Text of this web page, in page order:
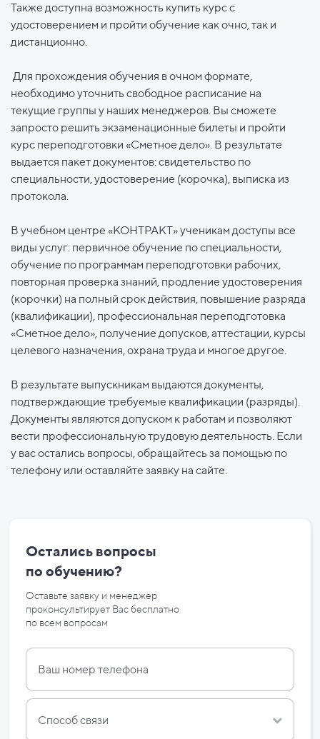
Также доступна возможность купить курс с
удостоверением и пройти обучение как очно, так и
дистанционно.
Для прохождения обучения в очном формате,
необходимо уточнить свободное расписание на
текущие группы у наших менеджеров. Вы сможете
запросто решить экзаменационные билеты и пройти
курс переподготовки «Сметное дело». В результате
выдается пакет документов: свидетельство по
специальности, удостоверение (корочка), выписка из
протокола.
В учебном центре «КОНТРАКТ» ученикам доступы все
виды услуг: первичное обучение по специальности,
обучение по программам переподготовки рабочих,
повторная проверка знаний, продление удостоверения
(корочки) на полный срок действия, повышение разряда
(квалификации), профессиональная переподготовка
«Сметное дело», получение допусков, аттестации, курсы
целевого назначения, охрана труда и многое другое.
В результате выпускникам выдаются документы,
подтверждающие требуемые квалификации (разряды).
Документы являются допуском к работам и позволяют
вести профессиональную трудовую деятельность. Если
у вас остались вопросы, обращайтесь за помощью по
телефону или оставляйте заявку на сайте.
Остались вопросы
по обучению?
Оставьте заявку и менеджер
проконсультирует Вас бесплатно
по всем вопросам
Способ связи